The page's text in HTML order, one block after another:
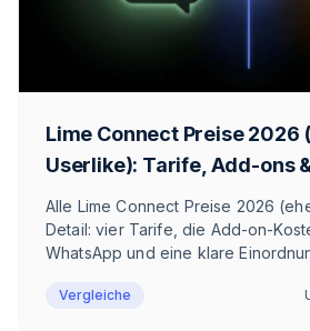
Lime Connect Preise 2026
Userlike): Tarife, Add-ons
Kosten
Alle Lime Connect Preise 2026
Detail: vier Tarife, die Add-on-
WhatsApp und eine klare
Vergleiche